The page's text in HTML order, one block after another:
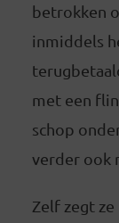
betrokken
inmiddels
met een
schop
verder ook
Zelf zegt